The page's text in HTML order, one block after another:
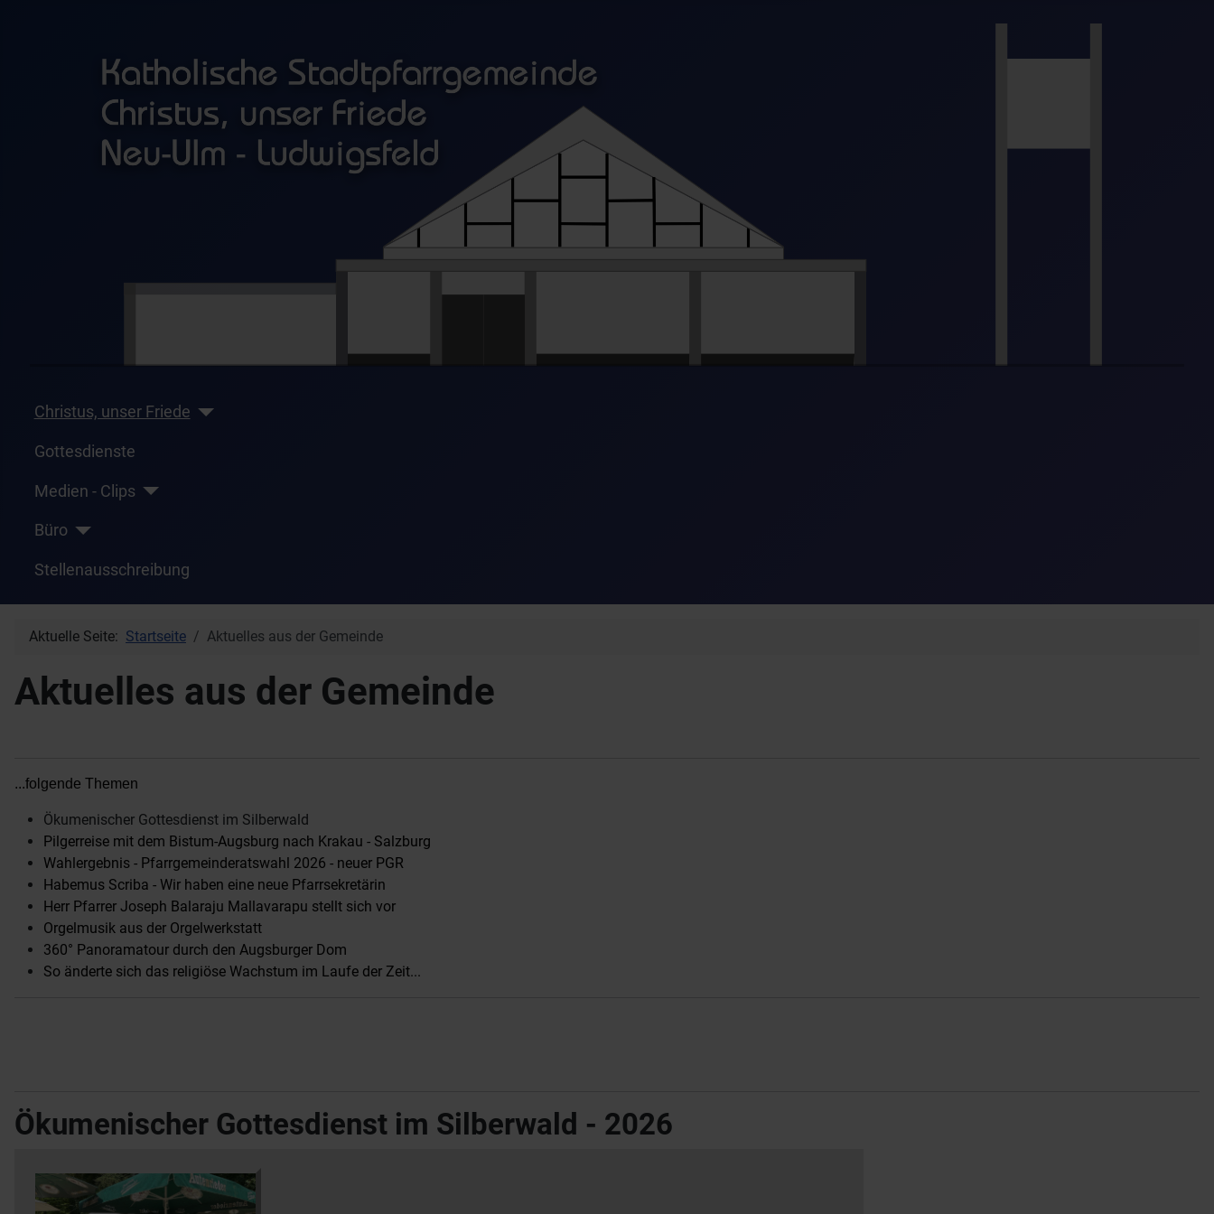
Christus, unser Friede
Gottesdienste
Medien - Clips
Büro
Stellenausschreibung
Aktuelle Seite: Startseite Aktuelles aus der Gemeinde
Aktuelles aus der Gemeinde
...folgende Themen
Ökumenischer Gottesdienst im Silberwald
Pilgerreise mit dem Bistum-Augsburg nach Krakau - Salzburg
Wahlergebnis - Pfarrgemeinderatswahl 2026 - neuer PGR
Habemus Scriba - Wir haben eine neue Pfarrsekretärin
Herr Pfarrer Joseph Balaraju Mallavarapu stellt sich vor
Orgelmusik aus der Orgelwerkstatt
360° Panoramatour durch den Augsburger Dom
So änderte sich das religiöse Wachstum im Laufe der Zeit...
Ökumenischer Gottesdienst im Silberwald - 2026